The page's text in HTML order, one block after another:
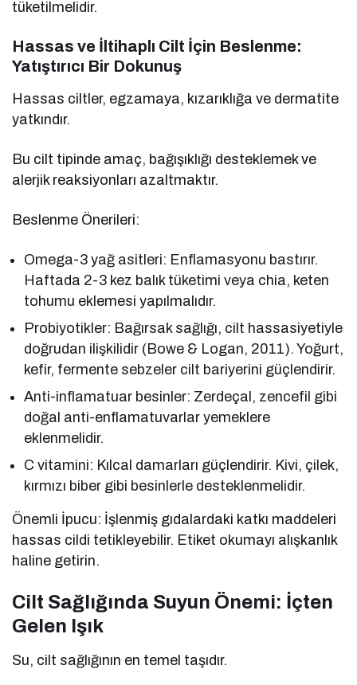
tüketilmelidir.
Hassas ve İltihaplı Cilt İçin Beslenme:
Yatıştırıcı Bir Dokunuş
Hassas ciltler, egzamaya, kızarıklığa ve dermatite
yatkındır.
Bu cilt tipinde amaç, bağışıklığı desteklemek ve
alerjik reaksiyonları azaltmaktır.
Beslenme Önerileri:
Omega-3 yağ asitleri: Enflamasyonu bastırır.
Haftada 2-3 kez balık tüketimi veya chia, keten
tohumu eklemesi yapılmalıdır.
Probiyotikler: Bağırsak sağlığı, cilt hassasiyetiyle
doğrudan ilişkilidir (Bowe & Logan, 2011). Yoğurt,
kefir, fermente sebzeler cilt bariyerini güçlendirir.
Anti-inflamatuar besinler: Zerdeçal, zencefil gibi
doğal anti-enflamatuvarlar yemeklere
eklenmelidir.
C vitamini: Kılcal damarları güçlendirir. Kivi, çilek,
kırmızı biber gibi besinlerle desteklenmelidir.
Önemli İpucu: İşlenmiş gıdalardaki katkı maddeleri
hassas cildi tetikleyebilir. Etiket okumayı alışkanlık
haline getirin.
Cilt Sağlığında Suyun Önemi: İçten
Gelen Işık
Su, cilt sağlığının en temel taşıdır.